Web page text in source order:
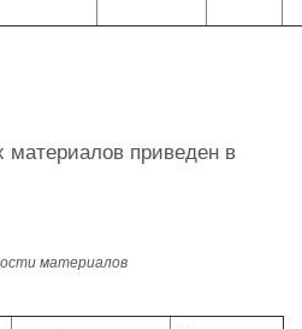
материалов приведен в
материалов